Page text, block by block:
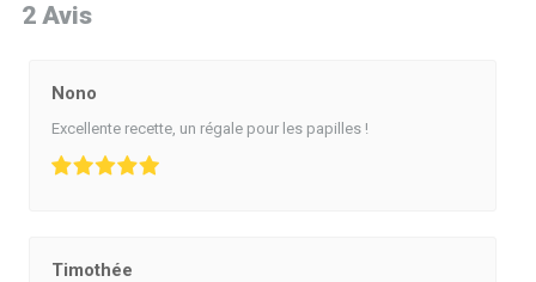
2 Avis
Nono
Excellente recette, un régale pour les papilles !
Timothée